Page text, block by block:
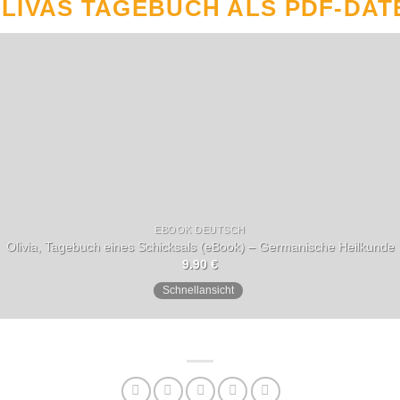
TAGEBUCH ALS PDF-
EBOOK DEUTSCH
Olivia, Tagebuch eines Schicksals (eBook) – Germanische Heilkunde
9.90€
Schnellansicht